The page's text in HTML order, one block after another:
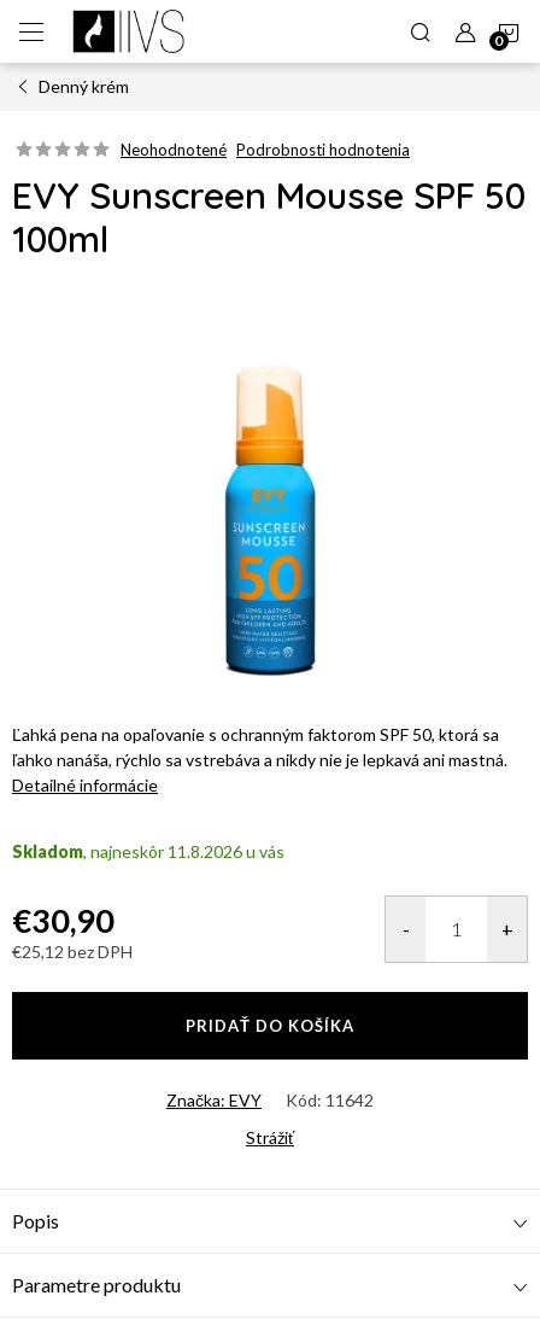
obsah
Denný krém
Neohodnotené Podrobnosti hodnotenia
EVY Sunscreen Mousse SPF 50
100ml
Ľahká pena na opaľovanie s ochranným faktorom SPF 50, ktorá sa
ľahko nanáša, rýchlo sa vstrebáva a nikdy nie je lepkavá ani mastná.
Detailné informácie
Skladom 11.8.2026
€30,90
€25,12 bez DPH
PRIDAŤ DO KOŠÍKA
Značka: EVY Kód: 11642
Strážiť
Popis
Parametre produktu